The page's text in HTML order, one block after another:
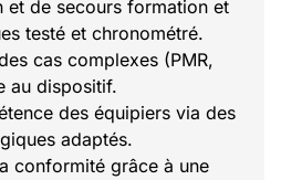
et de secours formation et
testé et chronométré.
cas complexes (PMR,
au dispositif.
des équipiers via des
adaptés.
conformité grâce à une